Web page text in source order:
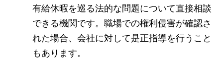
有給休暇を巡る法的な問題について直接相談
できる機関です。職場での権利侵害が確認さ
れた場合、会社に対して是正指導を行うこと
もあります。